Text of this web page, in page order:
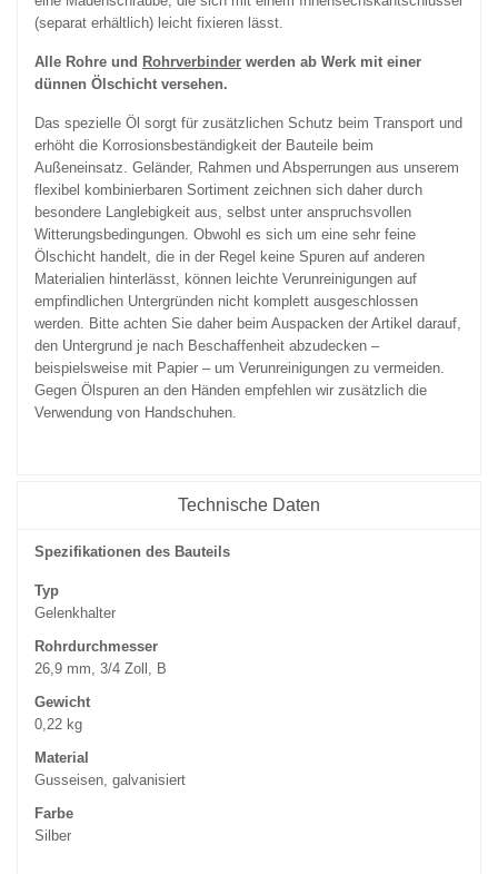
(separat erhältlich) leicht fixieren lässt.
Alle Rohre und Rohrverbinder werden ab Werk mit einer
dünnen Ölschicht versehen.
Das spezielle Öl sorgt für zusätzlichen Schutz beim Transport und
erhöht die Korrosionsbeständigkeit der Bauteile beim
Außeneinsatz. Geländer, Rahmen und Absperrungen aus unserem
flexibel kombinierbaren Sortiment zeichnen sich daher durch
besondere Langlebigkeit aus, selbst unter anspruchsvollen
Witterungsbedingungen. Obwohl es sich um eine sehr feine
Ölschicht handelt, die in der Regel keine Spuren auf anderen
Materialien hinterlässt, können leichte Verunreinigungen auf
empfindlichen Untergründen nicht komplett ausgeschlossen
werden. Bitte achten Sie daher beim Auspacken der Artikel darauf,
den Untergrund je nach Beschaffenheit abzudecken –
beispielsweise mit Papier – um Verunreinigungen zu vermeiden.
Gegen Ölspuren an den Händen empfehlen wir zusätzlich die
Verwendung von Handschuhen.
Technische Daten
Spezifikationen des Bauteils
Typ
Gelenkhalter
Rohrdurchmesser
26,9 mm, 3/4 Zoll, B
Gewicht
0,22 kg
Material
Gusseisen, galvanisiert
Farbe
Silber